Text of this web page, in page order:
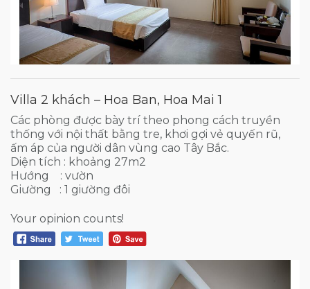
Villa 2 khách – Hoa Ban, Hoa Mai 1
Các phòng được bày trí theo phong cách truyền
thống với nội thất bằng tre, khơi gợi vẻ quyến rũ,
ấm áp của người dân vùng cao Tây Bắc.
Diện tích : khoảng 27m2
Hướng : vườn
Giường : 1 giường đôi
Your opinion counts!